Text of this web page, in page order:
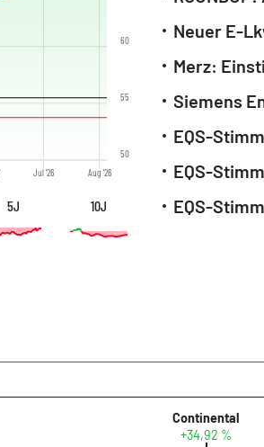
Jul '26 Aug '26
50
55
60
5J 10J
Neuer E-
Merz:
EQS-
EQS-
EQS-
Continental
+34,92 %